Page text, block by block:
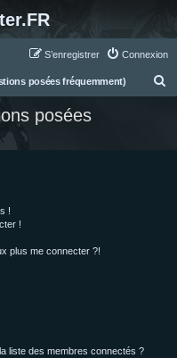
Connexion
S’enregistrer
posées fréquemment)
posées
!
!
plus me connecter ?!
liste des membres connectés ?